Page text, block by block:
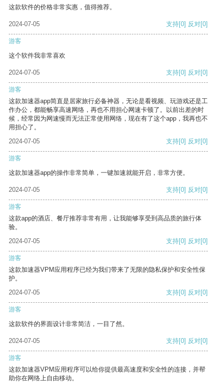
这款软件的价格非常实惠，值得推荐。
2024-07-05 支持[0] 反对[0]
游客
这个软件我非常喜欢
2024-07-05 支持[0] 反对[0]
游客
这款加速器app简直是居家旅行必备神器，无论是看视频、玩游戏还是工
作办公，都能畅享高速网络，再也不用担心网速卡顿了。以前出差的时
候，经常因为网速慢而无法正常使用网络，现在有了这个app，我再也不
用担心了。
2024-07-05
支持[0] 反对[0]
游客
这款加速器app的操作非常简单，一键加速就能开启，非常方便。
2024-07-05 支持[0] 反对[0]
游客
这款app的酒店、餐厅推荐非常有用，让我能够享受到高品质的旅行体
验。
2024-07-05
支持[0] 反对[0]
游客
这款加速器VPM应用程序已经为我们带来了无限的隐私保护和安全性保
护。
2024-07-05
支持[0] 反对[0]
游客
这款软件的界面设计非常简洁，一目了然。
2024-07-05 支持[0] 反对[0]
游客
这款加速器VPM应用程序可以给你提供最高速度和安全性的连接，并帮
助你在网络上自由移动。